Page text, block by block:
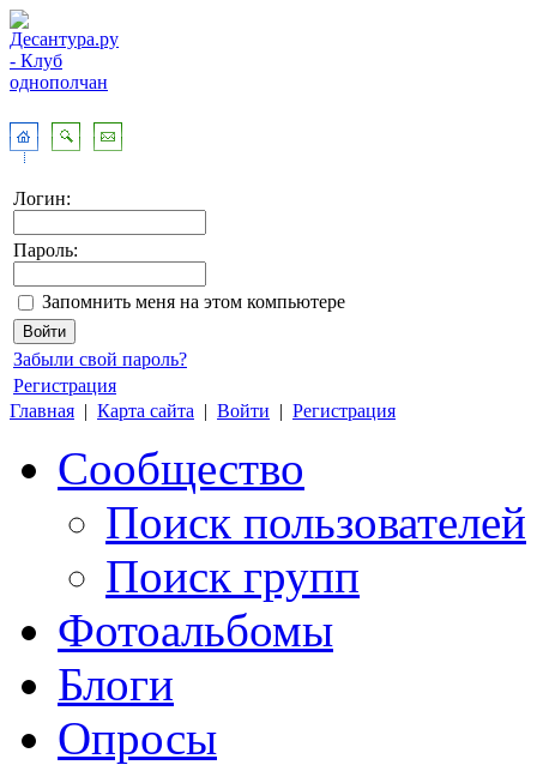
Логин:
Пароль:
Запомнить меня на этом компьютере
Забыли свой пароль?
Регистрация
Главная | Карта сайта | Войти | Регистрация
Сообщество
Поиск пользователей
Поиск групп
Фотоальбомы
Блоги
Опросы